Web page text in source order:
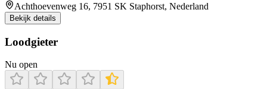
Achthoevenweg 16, 7951 SK Staphorst, Nederland
Bekijk details
Loodgieter
Nu open